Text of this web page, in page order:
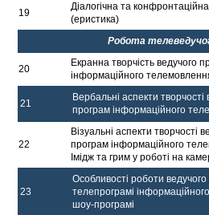
19
Діалогічна та
(еристика)
Робота
20
Екранна творчість ведучого
інформаційного
21
Вербальні аспекти творчості
програм інформаційного
22
Візуальні аспекти творчості
програм інформаційного
Імідж та грим у роботі на
23
Особливості роботи ведучого
телепрограмі
шоу-програмі